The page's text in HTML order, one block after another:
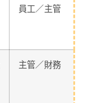
員工／主管
主管／財務